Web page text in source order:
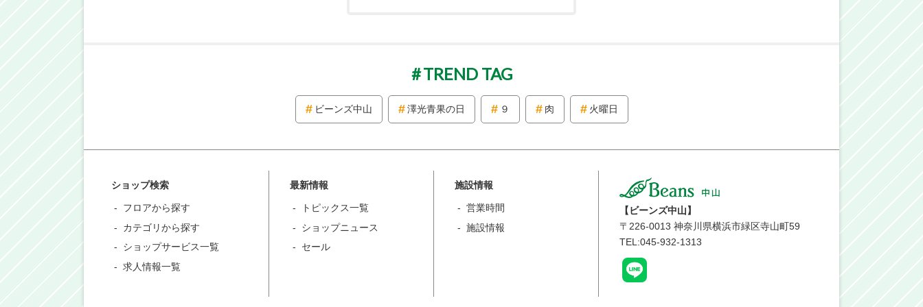
TREND TAG
ビーンズ中山 澤光青果の日 ９ 肉 火曜日
ショップ検索
フロアから探す
カテゴリから探す
ショップサービス一覧
求人情報一覧
最新情報
トピックス一覧
ショップニュース
セール
施設情報
営業時間
施設情報
【ビーンズ中山】
〒 226-0013 神奈川県横浜市緑区寺山町59
TEL:045-932-1313